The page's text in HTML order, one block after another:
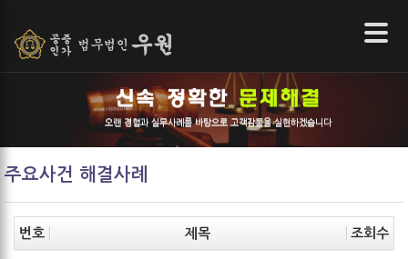
오랜 경험과 실무사례를 바탕으로 고객감동을 실현하겠습니다
주요사건 해결사례
번호 제목 조회수